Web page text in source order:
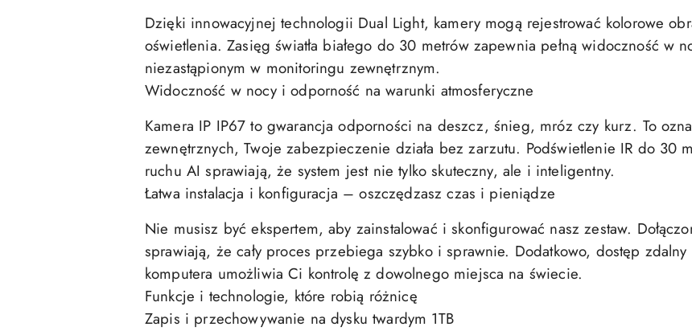
Dzięki innowacyjnej technologii Dual Light, kamery mogą rejestrować kolorowe
oświetlenia. Zasięg światła białego do 30 metrów zapewnia pełną widoczność w
niezastąpionym w monitoringu zewnętrznym.
Widoczność w nocy i odporność na warunki atmosferyczne
Kamera IP IP67 to gwarancja odporności na deszcz, śnieg, mróz czy kurz. To
zewnętrznych, Twoje zabezpieczenie działa bez zarzutu. Podświetlenie IR do 30
ruchu AI sprawiają, że system jest nie tylko skuteczny, ale i inteligentny.
Łatwa instalacja i konfiguracja – oszczędzasz czas i pieniądze
Nie musisz być ekspertem, aby zainstalować i skonfigurować nasz zestaw.
sprawiają, że cały proces przebiega szybko i sprawnie. Dodatkowo, dostęp
komputera umożliwia Ci kontrolę z dowolnego miejsca na świecie.
Funkcje i technologie, które robią różnicę
Zapis i przechowywanie na dysku twardym 1TB